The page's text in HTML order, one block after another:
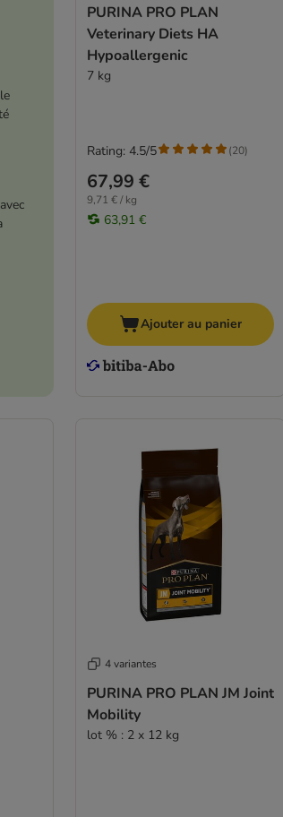
PURINA PRO PLAN
Veterinary Diets HA
Hypoallergenic
7 kg
67,99 €
9,71 € / kg
63,91 €
Rating: 4.5/5 (20)
Ajouter au panier
4 variantes
PURINA PRO PLAN JM Joint
Mobility
lot % : 2 x 12 kg